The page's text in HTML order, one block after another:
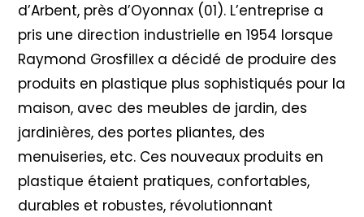
d’Arbent, près d’Oyonnax (01). L’entreprise a
pris une direction industrielle en 1954 lorsque
Raymond Grosfillex a décidé de produire des
produits en plastique plus sophistiqués pour la
maison, avec des meubles de jardin, des
jardinières, des portes pliantes, des
menuiseries, etc. Ces nouveaux produits en
plastique étaient pratiques, confortables,
durables et robustes, révolutionnant